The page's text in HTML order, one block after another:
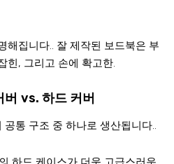
해집니다.. 잘 제작된 보드북은 부
힌, 그리고 손에 확고한.
vs. 하드 커버
통 구조 중 하나로 생산됩니다..